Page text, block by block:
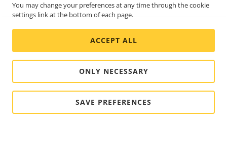
You may change your preferences at any time through the cookie
settings link at the bottom of each page.
ACCEPT ALL
ONLY NECESSARY
SAVE PREFERENCES